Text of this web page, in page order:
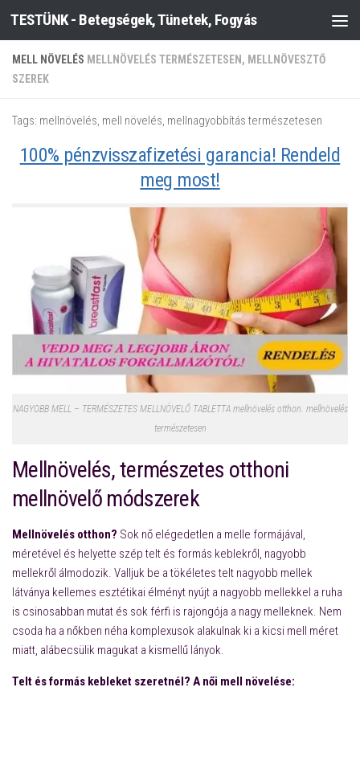
Skip to content
TESTÜNK - Betegségek, Tünetek, Fogyás
MELL NÖVELÉS MELLNÖVELÉS TERMÉSZETESEN, MELLNÖVESZTŐ
SZEREK
Tags: mellnövelés, mell növelés, mellnagyobbítás természetesen
100% pénzvisszafizetési garancia! Rendeld
meg most!
NAGYOBB MELL – TERMÉSZETES MELLNÖVELŐ TABLETTA mellnövelés otthon. mellnövelés
természetesen
Mellnövelés, természetes otthoni
mellnövelő módszerek
Mellnövelés otthon? Sok nő elégedetlen a melle formájával,
méretével és helyette szép telt és formás keblekről, nagyobb
mellekről álmodozik. Valljuk be a tökéletes telt nagyobb mellek
látványa kellemes esztétikai élményt nyújt a nagyobb mellekkel a ruha
is csinosabban mutat és sok férfi is rajongója a nagy melleknek. Nem
csoda ha a nőkben néha komplexusok alakulnak ki a kicsi mell méret
miatt, alábecsülik magukat a kismellű lányok.
Telt és formás kebleket szeretnél? A női mell növelése: